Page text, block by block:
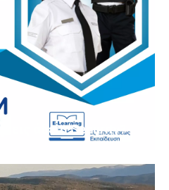
άδεια Security?